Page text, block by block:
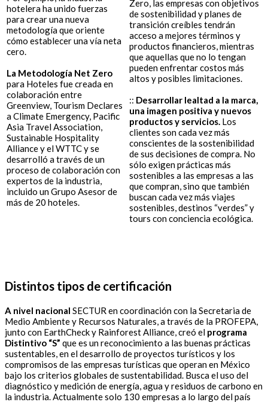
hotelera ha unido fuerzas
para crear una nueva
metodología que oriente
cómo establecer una vía neta
cero.
La Metodología Net Zero
para Hoteles fue creada en
colaboración entre
Greenview, Tourism Declares
a Climate Emergency, Pacific
Asia Travel Association,
Sustainable Hospitality
Alliance y el WTTC y se
desarrolló a través de un
proceso de colaboración con
expertos de la industria,
incluido un Grupo Asesor de
más de 20 hoteles.
Zero, las empresas con objetivos
de sostenibilidad y planes de
transición creíbles tendrán
acceso a mejores términos y
productos financieros, mientras
que aquellas que no lo tengan
pueden enfrentar costos más
altos y posibles limitaciones.
:: Desarrollar lealtad a la marca,
una imagen positiva y nuevos
productos y servicios. Los
clientes son cada vez más
conscientes de la sostenibilidad
de sus decisiones de compra. No
sólo exigen prácticas más
sostenibles a las empresas a las
que compran, sino que también
buscan cada vez más viajes
sostenibles, destinos “verdes” y
tours con conciencia ecológica.
Distintos tipos de certificación
A nivel nacional SECTUR en coordinación con la Secretaria de
Medio Ambiente y Recursos Naturales, a través de la PROFEPA,
junto con EarthCheck y Rainforest Alliance, creó el programa
Distintivo “S” que es un reconocimiento a las buenas prácticas
sustentables, en el desarrollo de proyectos turísticos y los
compromisos de las empresas turísticas que operan en México
bajo los criterios globales de sustentabilidad. Busca el uso del
diagnóstico y medición de energía, agua y residuos de carbono en
la industria. Actualmente solo 130 empresas a lo largo del país